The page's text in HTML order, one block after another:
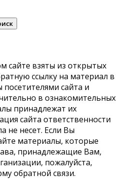
сайте взяты из открытых
ссылку на материал в
сайта и
в ознакомительных
принадлежат их
сайта ответственности
не несет. Если Вы
материалы, которые
принадлежащие Вам,
пожалуйста,
обратной связи.